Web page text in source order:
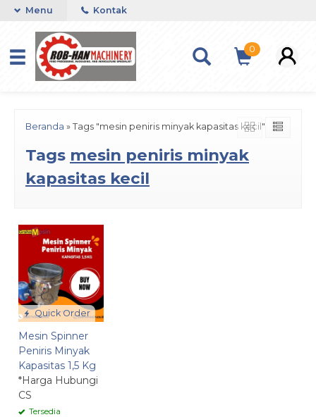
Menu Kontak
0
Beranda » Tags "mesin peniris minyak kapasitas kecil"
Tags mesin peniris minyak
kapasitas kecil
Quick Order
Mesin Spinner
Peniris Minyak
Kapasitas 1,5 Kg
*Harga Hubungi
CS
Tersedia